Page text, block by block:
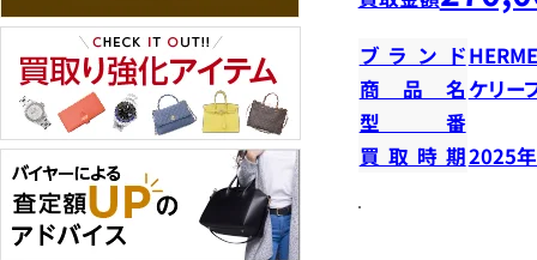
ブランド
商品名 ケリー
型番
買取時期2025